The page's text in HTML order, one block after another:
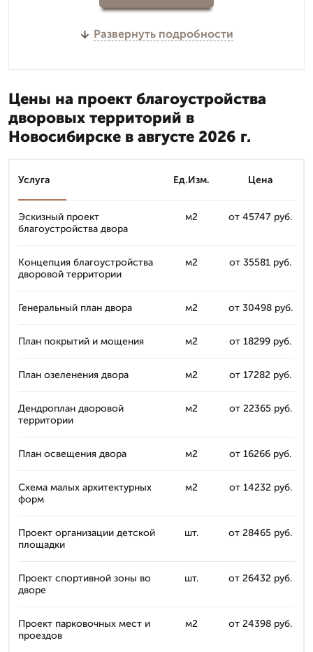
Развернуть подробности
Цены на проект благоустройства
дворовых территорий в
Новосибирске в августе 2026 г.
Услуга Ед.Изм. Цена
Эскизный проект
благоустройства двора
м2 от 45747 руб.
Концепция благоустройства
дворовой территории
м2 от 35581 руб.
Генеральный план двора м2 от 30498 руб.
План покрытий и мощения м2 от 18299 руб.
План озеленения двора м2 от 17282 руб.
Дендроплан дворовой
территории
м2 от 22365 руб.
План освещения двора м2 от 16266 руб.
Схема малых архитектурных
форм
м2 от 14232 руб.
Проект организации детской
площадки
шт. от 28465 руб.
Проект спортивной зоны во
дворе
шт. от 26432 руб.
Проект парковочных мест и
проездов
м2 от 24398 руб.